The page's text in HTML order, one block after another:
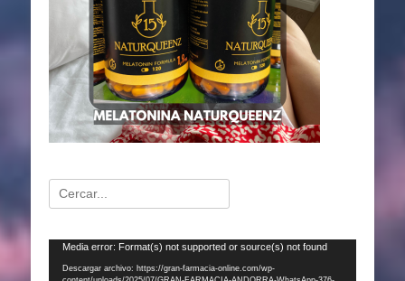
Buscar:
Reproductor
Media error: Format(s) not supported or source(s) not found
Descargar archivo: https://gran-farmacia-online.com/wp-